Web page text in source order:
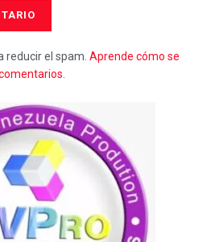
reducir el spam. Aprende cómo se